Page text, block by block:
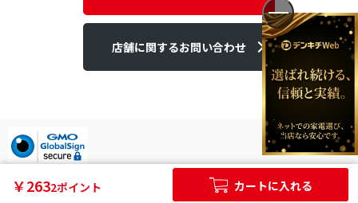
￥2632ポイント カートに入れる
店舗に関するお問い合わせ
デンキチはGMOグローバルサイン発行のSSL電子証明書を使用して
います。